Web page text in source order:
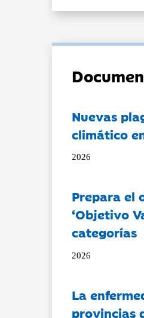
Nuevas
climático
2026
Prepara el
‘Objetivo
categorías
2026
La
provincias